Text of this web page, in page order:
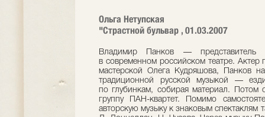
Ольга Нетупская
"Страстной бульвар , 01.03.2007
Владимир Панков — представитель так называемого нового поколения в современном российском театре. Актер по образованию, выпускник гитисовской мастерской Олега Кудряшова, Панков начинал с того, что серьезно занимался традиционной русской музыкой — ездил с этнографическими экспедициями по глубинкам, собирая материал. Потом он создал ставшую сегодня знаменитой группу ПАН-квартет. Помимо самостоятельного творчества, музыканты писали авторскую музыку к знаковым спектаклям таких режиссеров, как К. Серебренников, Д. Доннеллан, Н. Чусова. Через музыку Панков ушел в режиссуру — и здесь начал возделывать новую, свою территорию. Так что сегодня он - создатель театрального направления, которое носит название его студии — SounDrama. — Володя, ты актер, режиссер и музыкант одновременно. Все эти составляющие для тебя одинаково важны или чему-то отдаешь предпочтение? — Этот вопрос задают чаще всего, совершенно не принимая во внимание, что так делить — не правильно. Нельзя разделить целое на отдельные части, как нельзя делить на слагаемые театр, который совмещает в себе игру, режиссуру, музыку, танец; в театре есть актер и акробат, режиссер и драматург, композитор и хореограф и т.д.. И все это важно вместе, в соединении — как комедия дель арте.Через музыку я пришел сначала в театр, а позже — в режиссуру. Главная победа Студии SounDrama состоялась тогда, когда мы начали выпускать свои собственные спектакли. Они-то и показали, что все эти компоненты важны как единое целое, только когда их невозможно разъять и возникает то, чему мы дали название SounDrama. — В ГИТИСе ты учился на курсе Олега Кудряшова, который воспитывает, если так можно сказать, «синтетического» актера: техники драматического и музыкального театра у него соединены. Что эта школа дала тебе? — Я считаю Олега Львовича одним из последних могикан, еще оставшихся сегодня. Он, возможно, как никто разбирается в вопросах музыкального театра. Его школа как раз и стала основой всего, что я делал и делаю. В студенческие годы педагоги его мастерской с утра до вечера давал нам драматическое искусство и танец; вокал, сценречь, построенную на движении, и, соответственно, сцендвижение, соединенное с тренингами по речи. Все это вместе превращалось в такой синтез, настоящий синтетический театр. Вообще определение «синтетический» артист стало сегодня модным, но я часто, особенно в мюзиклах, сталкиваюсь с тем, что его понимают неправильно: возникает ситуация, при которой артист сначала поговорил, потом спел, станцевал, то есть все эти элементы существуют отдельно, без необходимой взаимосвязи. В то время как у Олега Львовича все они были единым ядром, — и это многое давало. Но в полной мере понимать то, что он давал нам тогда, когда мы учились, я стал только сейчас, спустя время после окончания ГИТИСа. — Жанр SounDrama — тоже синтетический. Это еще одно новое модное определение? — Меня всегда подталкивают к тому, чтобы я втиснул это определение в некие теоретические рамки, разложил, что это такое, по полочкам. Но ведь я не теоретик. Да и сам жанр еще только складывается, создается — поэтому все время возникают какие-то новые «дверцы», которые мы для себя открываем.Почему SounDrama? Потому что надо было как-то назваться, обозначить вектор, куда мы идем, на какую территорию вступаем. Этот жанр относится к музыкальному театру, но не надо путать его с опереттой, мюзиклом и прочими.Классический вопрос: «Чем мюзикл отличается от SounDrama?». На него я всегда отвечаю, что в SounDrama входит множество жанров, элементов, и мюзикл — лишь одна из составляющих, как один из мазков на большом полотне картины, наравне с оперой, опереттой, всевозможными шумами, наполняющими нашу повседневную жизнь. Этот жанр можно назвать не только синтетическим, но и «мультижанровым». В результате, мы можем играть им как угодно, мы можем играть временем — и постоянно будут открываться все новые и новые возможности.Конечно, основные принципы нашего театра вырабатываются постепенно, через разные эксперименты, от спектакля к спектаклю: от «Красной ниткой», через постановку «Doc.тор» к «Переходу». Со временем стало понятно, что такой жанр есть — его можно разбирать на части, смотреть, как это сделано. Внутри нашей команды мы понимаем друг друга, разговаривая уже на своем «птичьем» языке. Не всегда, кстати, на словах получается договориться: часто между нами возникает общение не вербальное, а на языке звука, то есть SounDrama. Нам интересно экспериментировать с музыкой; попытаться сделать ее в наших спектаклях главным действующим лицом.Вот, что это такое, в общих чертах. Но мне, если честно, проще сказать: «Ребята, приходите, и сами все увидите». — Например, ты ставишь повесть Булгакова «Морфий», прочитываешь ее на сцене, используя минимум текста, но сохраняя при этом историю доктора Полякова. Причем зрителя она, что называется, «цепляет». За счет каких средств это удается? — Музыка ведь нематериальна. К тому же она бесконечно ассоциативна. Например, ты ставишь в плейер диск Шнитке или